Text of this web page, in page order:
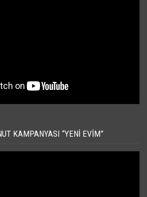
KAMPANYASI “YENI EVIM”